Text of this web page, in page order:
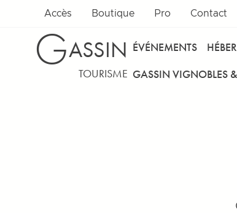
Accès Boutique Pro Contact
GASSIN
TOURISME
ÉVÉNEMENTS
GASSIN VIGNOBLES